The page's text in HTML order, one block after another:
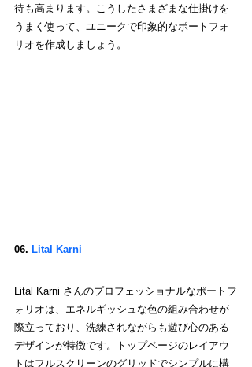
待も高まります。こうしたさまざまな仕掛けを
うまく使って、ユニークで印象的なポートフォ
リオを作成しましょう。
06. Lital Karni
Lital Karni さんのプロフェッショナルなポートフ
ォリオは、エネルギッシュな色の組み合わせが
際立っており、洗練されながらも遊び心のある
デザインが特徴です。トップページのレイアウ
トはフルスクリーンのグリッドでシンプルに構